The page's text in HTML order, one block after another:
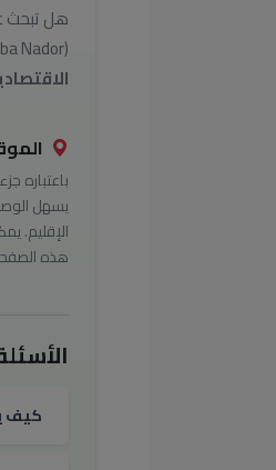
هل تبحث
(Marhaba Nador) كافة التفاصيل التي تحتاجها للوصول إلى أفضل الخدمات في تصنيف
باعتباره
يسهل
الإقليم.
هذه
كيف